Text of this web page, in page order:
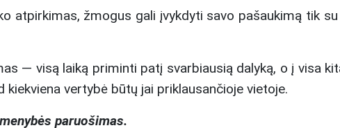
atpirkimas, žmogus gali įvykdyti savo pašaukimą tik
— visą laiką priminti patį svarbiausią dalyką, o į visa
kiekviena vertybė būtų jai priklausančioje vietoje.
paruošimas.